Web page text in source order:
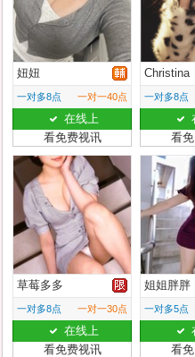
妞妞
一对多8点 一对一40点
在线上
看免费视讯
Christina
一对多8点
看
草莓多多
一对多8点 一对一30点
在线上
看免费视讯
姐姐胖胖
一对多5点
看